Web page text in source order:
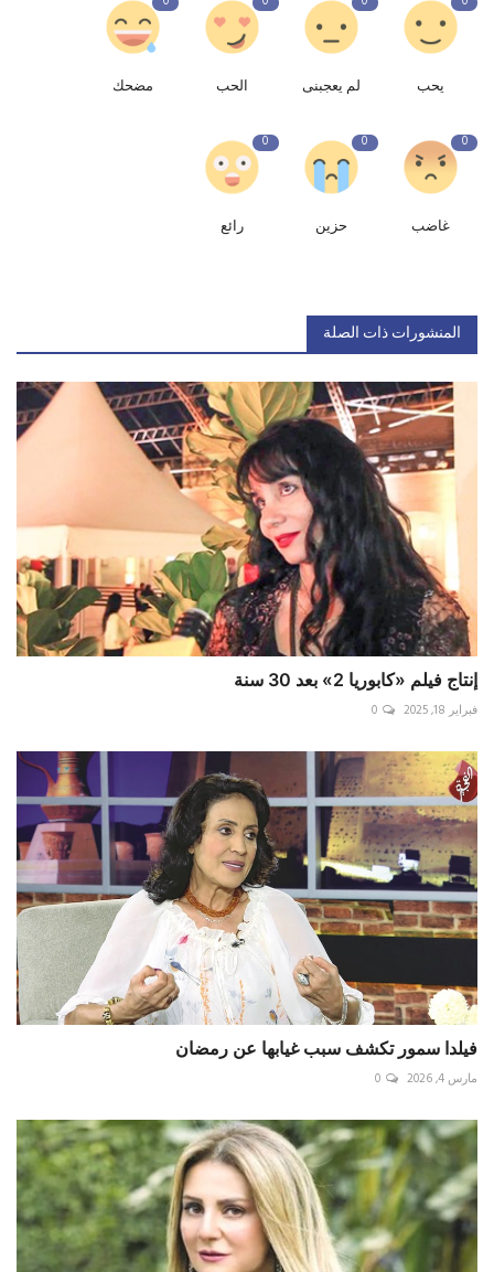
يحب لم يعجبنى الحب مضحك
0
غاضب
0
حزين
0
رائع
المنشورات ذات الصلة
إنتاج فيلم «كابوريا 2» بعد 30 سنة
فبراير 18, 2025 0
فيلدا سمور تكشف سبب غيابها عن رمضان
مارس 4, 2026 0